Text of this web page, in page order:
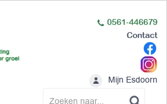
0561-446679
Contact
Mijn Esdoorn